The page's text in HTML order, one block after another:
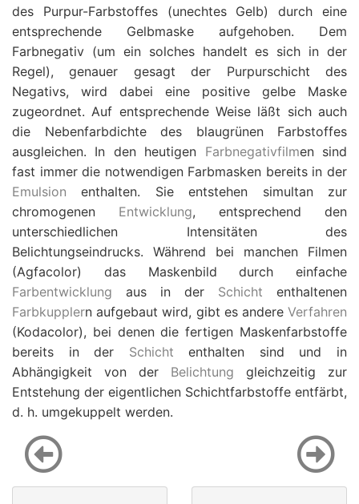
des Purpur-Farbstoffes (unechtes Gelb) durch eine
entsprechende Gelbmaske aufgehoben. Dem
Farbnegativ (um ein solches handelt es sich in der
Regel), genauer gesagt der Purpurschicht des
Negativs, wird dabei eine positive gelbe Maske
zugeordnet. Auf entsprechende Weise läßt sich auch
die Nebenfarbdichte des blaugrünen Farbstoffes
ausgleichen. In den heutigen Farbnegativfilmen sind
fast immer die notwendigen Farbmasken bereits in der
Emulsion enthalten. Sie entstehen simultan zur
chromogenen Entwicklung, entsprechend den
unterschiedlichen Intensitäten des
Belichtungseindrucks. Während bei manchen Filmen
(Agfacolor) das Maskenbild durch einfache
Farbentwicklung aus in der Schicht enthaltenen
Farbkupplern aufgebaut wird, gibt es andere Verfahren
(Kodacolor), bei denen die fertigen Maskenfarbstoffe
bereits in der Schicht enthalten sind und in
Abhängigkeit von der Belichtung gleichzeitig zur
Entstehung der eigentlichen Schichtfarbstoffe entfärbt,
d. h. umgekuppelt werden.